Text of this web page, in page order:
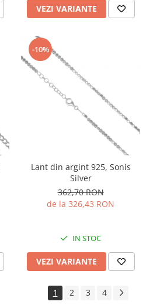
VEZI VARIANTE
-10%
Lant din argint 925, Sonis
Silver
362,70 RON
de la 326,43 RON
IN STOC
VEZI VARIANTE
1 2 3 4